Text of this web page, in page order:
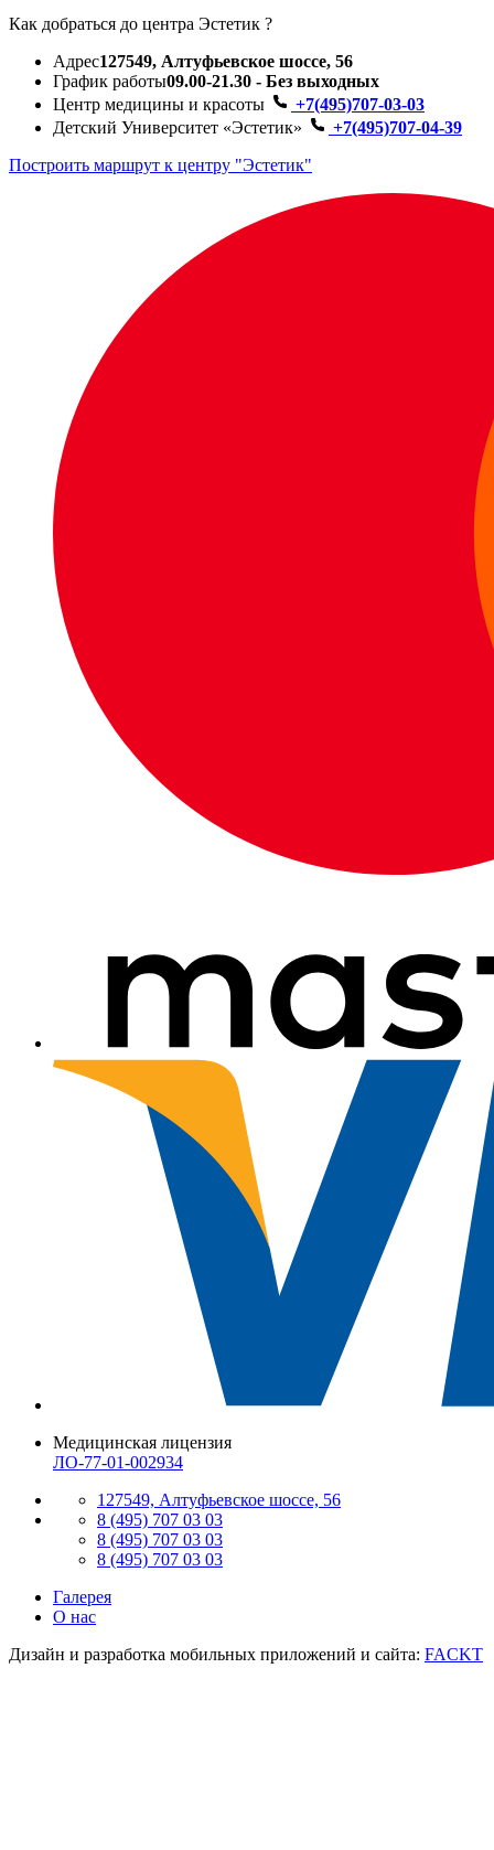
Как добраться до центра Эстетик ?
Адрес127549, Алтуфьевское шоссе, 56
График работы09.00-21.30 - Без выходных
Центр медицины и красоты
+7(495)707-03-03
Детский Университет «Эстетик»
+7(495)707-04-39
Построить маршрут к центру "Эстетик"
Медицинская лицензия
ЛО-77-01-002934
127549, Алтуфьевское шоссе, 56
8 (495) 707 03 03
8 (495) 707 03 03
8 (495) 707 03 03
Галерея
О нас
Дизайн и разработка мобильных приложений и сайта: FACKT